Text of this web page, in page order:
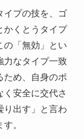
イプの技を、ゴ
かくとうタイプ
の「無効」とい
力なタイプ一致
ため、自身のポ
安全に交代さ
り出す」と言わ
。